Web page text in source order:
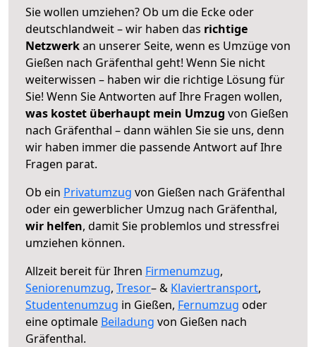
Sie wollen umziehen? Ob um die Ecke oder
deutschlandweit – wir haben das richtige
Netzwerkan unserer Seite, wenn es Umzüge von
Gießen nach Gräfenthal geht! Wenn Sie nicht
weiterwissen – haben wir die richtige Lösung für
Sie! Wenn Sie Antworten auf Ihre Fragen wollen,
was kostet überhaupt mein Umzug von Gießen
nach Gräfenthal – dann wählen Sie sie uns, denn
wir haben immer die passende Antwort auf Ihre
Fragen parat.
Ob ein Privatumzug von Gießen nach Gräfenthal
oder ein gewerblicher Umzug nach Gräfenthal,
wir helfen, damit Sie problemlos und stressfrei
umziehen können.
Allzeit bereit für Ihren Firmenumzug,
Seniorenumzug, Tresor– & Klaviertransport,
Studentenumzug in Gießen, Fernumzug oder
eine optimale Beiladung von Gießen nach
Gräfenthal.